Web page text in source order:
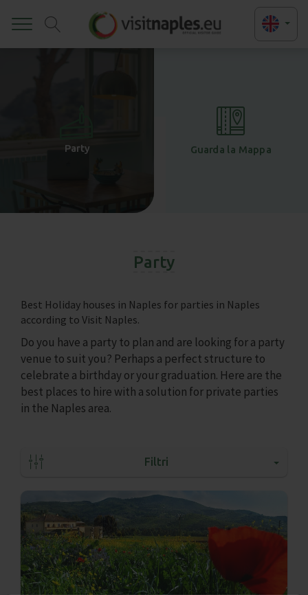
Party Guarda la Mappa
Party
Best Holiday houses in Naples for parties in Naples
according to Visit Naples.
Do you have a party to plan and are looking for a party
venue to suit you? Perhaps a perfect structure to
celebrate a birthday or your graduation. Here are the
best places to hire with a solution for private parties
in the Naples area.
Filtri